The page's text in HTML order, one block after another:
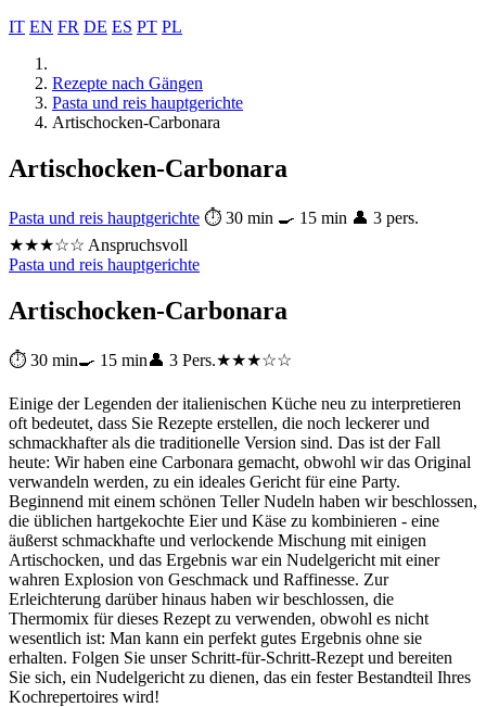
IT EN FR DE ES PT PL
Rezepte nach Gängen
Pasta und reis hauptgerichte
Artischocken-Carbonara
Artischocken-Carbonara
Pasta und reis hauptgerichte ⏱ 30 min 🍳 15 min 👤 3 pers.
★★★☆☆ Anspruchsvoll
Pasta und reis hauptgerichte
Artischocken-Carbonara
⏱ 30 min🍳 15 min👤 3 Pers.★★★☆☆
Einige der Legenden der italienischen Küche neu zu interpretieren
oft bedeutet, dass Sie Rezepte erstellen, die noch leckerer und
schmackhafter als die traditionelle Version sind. Das ist der Fall
heute: Wir haben eine Carbonara gemacht, obwohl wir das Original
verwandeln werden, zu ein ideales Gericht für eine Party.
Beginnend mit einem schönen Teller Nudeln haben wir beschlossen,
die üblichen hartgekochte Eier und Käse zu kombinieren - eine
äußerst schmackhafte und verlockende Mischung mit einigen
Artischocken, und das Ergebnis war ein Nudelgericht mit einer
wahren Explosion von Geschmack und Raffinesse. Zur
Erleichterung darüber hinaus haben wir beschlossen, die
Thermomix für dieses Rezept zu verwenden, obwohl es nicht
wesentlich ist: Man kann ein perfekt gutes Ergebnis ohne sie
erhalten. Folgen Sie unser Schritt-für-Schritt-Rezept und bereiten
Sie sich, ein Nudelgericht zu dienen, das ein fester Bestandteil Ihres
Kochrepertoires wird!